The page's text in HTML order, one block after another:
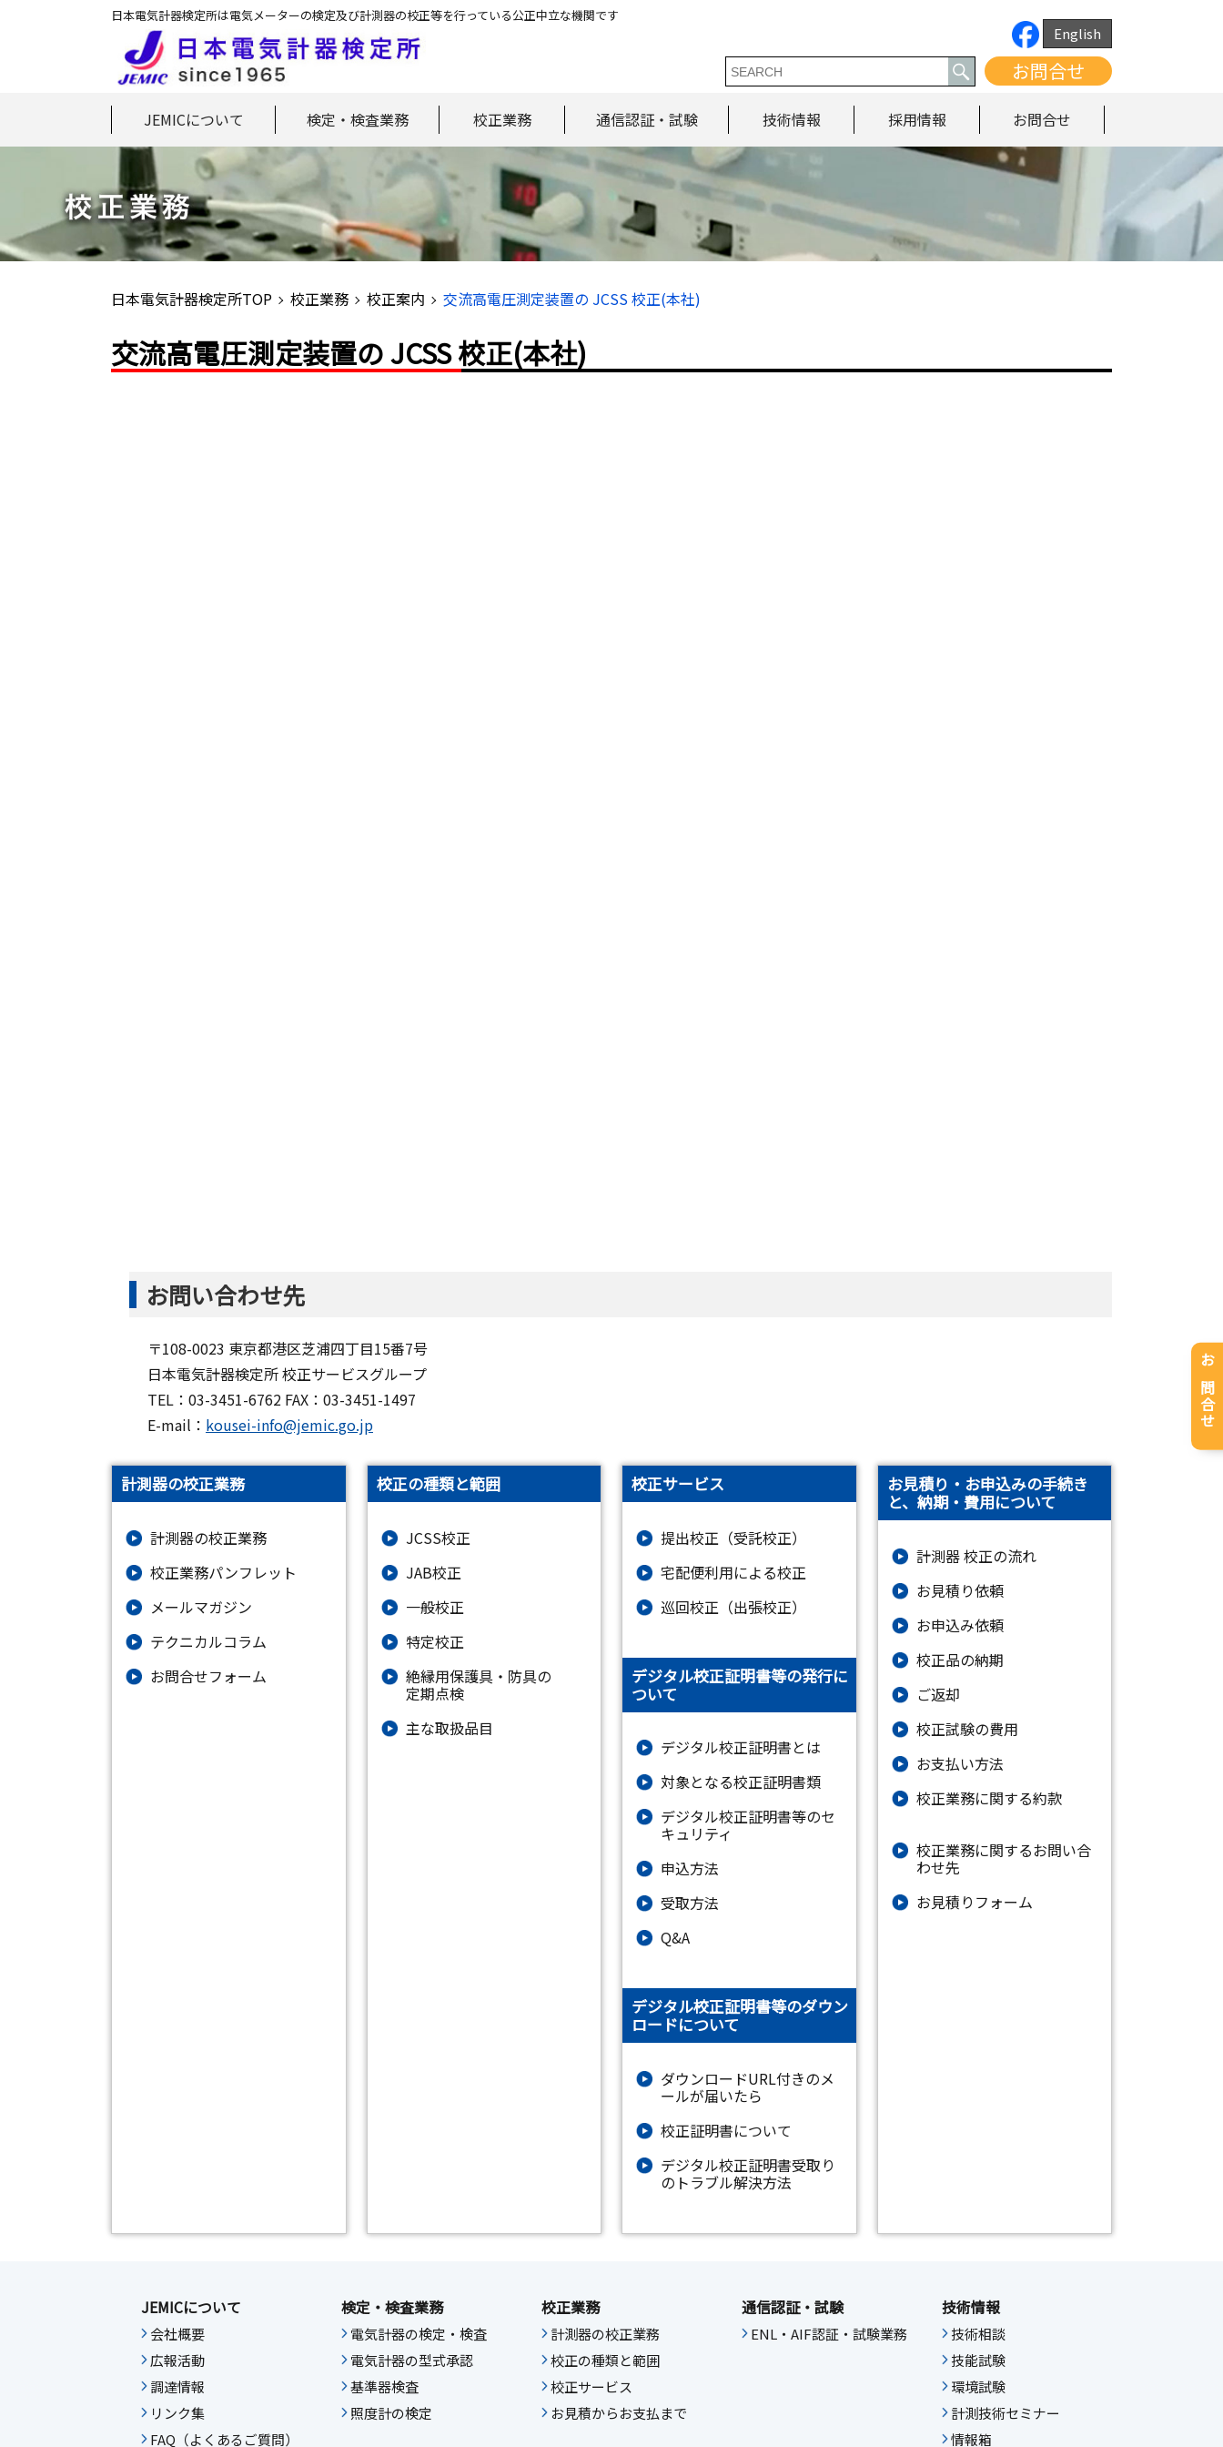
日本電気計器検定所は電気メーターの検定及び計測器の校正等を行っている公正中立な機関です
English
お問合せ
JEMICについて 検定・検査業務 校正業務 通信認証・試験 技術情報 採用情報 お問合せ
日本電気計器検定所TOP 校正業務 校正案内 交流高電圧測定装置の JCSS 校正(本社)
交流高電圧測定装置の JCSS 校正(本社)
お問い合わせ先
〒108-0023 東京都港区芝浦四丁目15番7号
日本電気計器検定所 校正サービスグループ
TEL：03-3451-6762 FAX：03-3451-1497
E-mail： kousei-info@jemic.go.jp
計測器の校正業務
計測器の校正業務
校正業務パンフレット
メールマガジン
テクニカルコラム
お問合せフォーム
校正の種類と範囲
JCSS校正
JAB校正
一般校正
特定校正
絶縁⽤保護具・防具の
定期点検
主な取扱品目
校正サービス
提出校正（受託校正）
宅配便利用による校正
巡回校正（出張校正）
デジタル校正証明書等の発行に
ついて
デジタル校正証明書とは
対象となる校正証明書類
デジタル校正証明書等のセ
キュリティ
申込方法
受取方法
Q&A
デジタル校正証明書等のダウン
ロードについて
ダウンロードURL付きのメ
ールが届いたら
校正証明書について
デジタル校正証明書受取り
のトラブル解決方法
お見積り・お申込みの手続き
と、納期・費用について
計測器 校正の流れ
お見積り依頼
お申込み依頼
校正品の納期
ご返却
校正試験の費用
お支払い方法
校正業務に関する約款
校正業務に関するお問い合
わせ先
お⾒積りフォーム
お問合せ
JEMICについて
会社概要
広報活動
調達情報
リンク集
FAQ（よくあるご質問）
検定・検査業務
電気計器の検定・検査
電気計器の型式承認
基準器検査
照度計の検定
校正業務
計測器の校正業務
校正の種類と範囲
校正サービス
お見積からお支払まで
通信認証・試験
ENL・AIF認証・試験業務
技術情報
技術相談
技能試験
環境試験
計測技術セミナー
情報箱